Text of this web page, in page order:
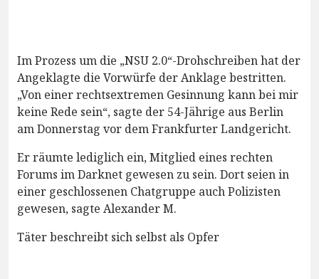
Im Prozess um die „NSU 2.0“-Drohschreiben hat der
Angeklagte die Vorwürfe der Anklage bestritten.
„Von einer rechtsextremen Gesinnung kann bei mir
keine Rede sein“, sagte der 54-Jährige aus Berlin
am Donnerstag vor dem Frankfurter Landgericht.
Er räumte lediglich ein, Mitglied eines rechten
Forums im Darknet gewesen zu sein. Dort seien in
einer geschlossenen Chatgruppe auch Polizisten
gewesen, sagte Alexander M.
Täter beschreibt sich selbst als Opfer